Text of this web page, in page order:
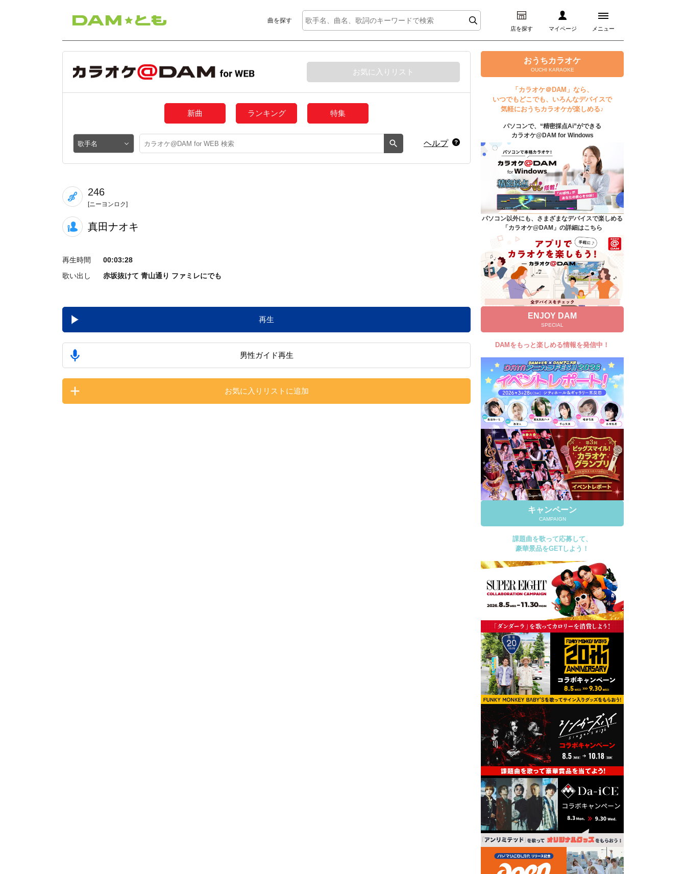
曲を探す
店を探す マイページ メニュー
ログイン
マイページ
プレミアムサービス
DAM★とも動画
DAM★とも録音
カラオケ＠DAM
ユーザー検索
キャンペーン
よくあるご質問
DAMの新曲・ランキングなど
カラオケ最新情報をチェック！
自宅でカラオケ歌い放題！
家族や友達と一緒に！練習にも！
お気に入りリスト
新曲 ランキング 特集
ヘルプ
246
[ニーヨンロク]
真田ナオキ
再生時間
00:03:28
歌い出し
赤坂抜けて 青山通り ファミレにでも
再生
男性ガイド再生
お気に入りリストに追加
おうちカラオケ
OUCHI KARAOKE
「カラオケ＠DAM」なら、
いつでもどこでも、いろんなデバイスで
気軽におうちカラオケが楽しめる♪
パソコンで、“精密採点Ai”ができる
カラオケ@DAM for Windows
パソコン以外にも、さまざまなデバイスで楽しめる
「カラオケ@DAM」の詳細はこちら
ENJOY DAM
SPECIAL
DAMをもっと楽しめる情報を発信中！
キャンペーン
CAMPAIGN
課題曲を歌って応募して、
豪華景品をGETしよう！